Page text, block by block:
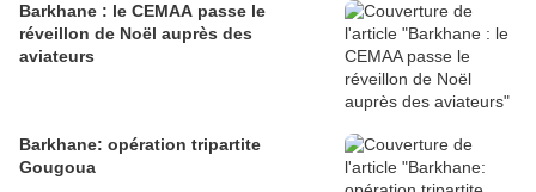
Barkhane : le CEMAA passe le
réveillon de Noël auprès des
aviateurs
Barkhane: opération tripartite
Gougoua